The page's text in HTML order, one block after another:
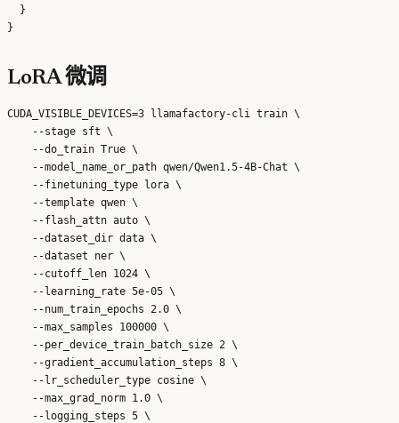
  }
LoRA 微调
CUDA_VISIBLE_DEVICES=3 llamafactory-cli train \
    --stage sft \
    --do_train True \
    --model_name_or_path qwen/Qwen1.5-4B-Chat \
    --finetuning_type lora \
    --template qwen \
    --flash_attn auto \
    --dataset_dir data \
    --dataset ner \
    --cutoff_len 1024 \
    --learning_rate 5e-05 \
    --num_train_epochs 2.0 \
    --max_samples 100000 \
    --per_device_train_batch_size 2 \
    --gradient_accumulation_steps 8 \
    --lr_scheduler_type cosine \
    --max_grad_norm 1.0 \
    --logging_steps 5 \